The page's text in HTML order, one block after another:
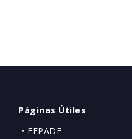
Páginas Útiles
• FEPADE